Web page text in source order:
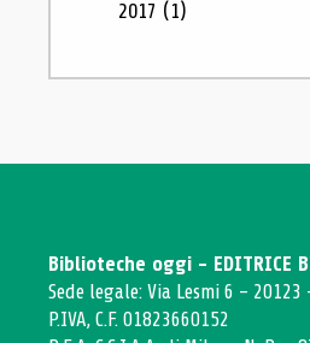
2017 (1)
Biblioteche oggi - EDITRICE
Sede legale: Via Lesmi 6 -
P.IVA, C.F. 01823660152